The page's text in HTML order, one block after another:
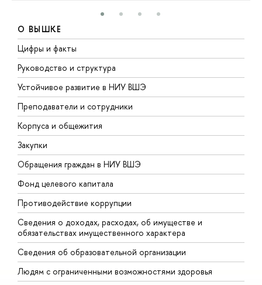
О ВЫШКЕ
Цифры и факты
Руководство и структура
Устойчивое развитие в НИУ ВШЭ
Преподаватели и сотрудники
Корпуса и общежития
Закупки
Обращения граждан в НИУ ВШЭ
Фонд целевого капитала
Противодействие коррупции
Сведения о доходах, расходах, об имуществе и
обязательствах имущественного характера
Сведения об образовательной организации
Людям с ограниченными возможностями здоровья